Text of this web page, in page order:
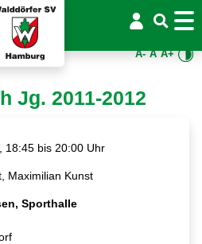
A- A A+
Jg. 2011-2012
18:45 bis 20:00 Uhr
Maximilian Kunst
Sporthalle